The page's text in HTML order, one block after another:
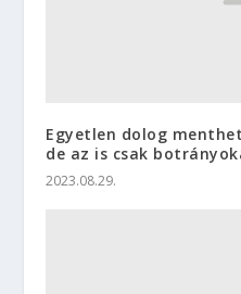
Egyetlen dolog
de az is csak
2023.08.29.